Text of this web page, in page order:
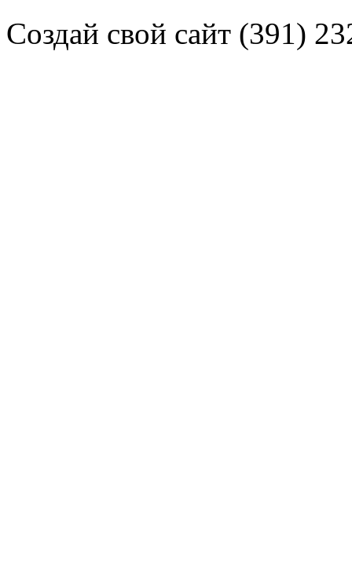
Создай свой сайт (391)